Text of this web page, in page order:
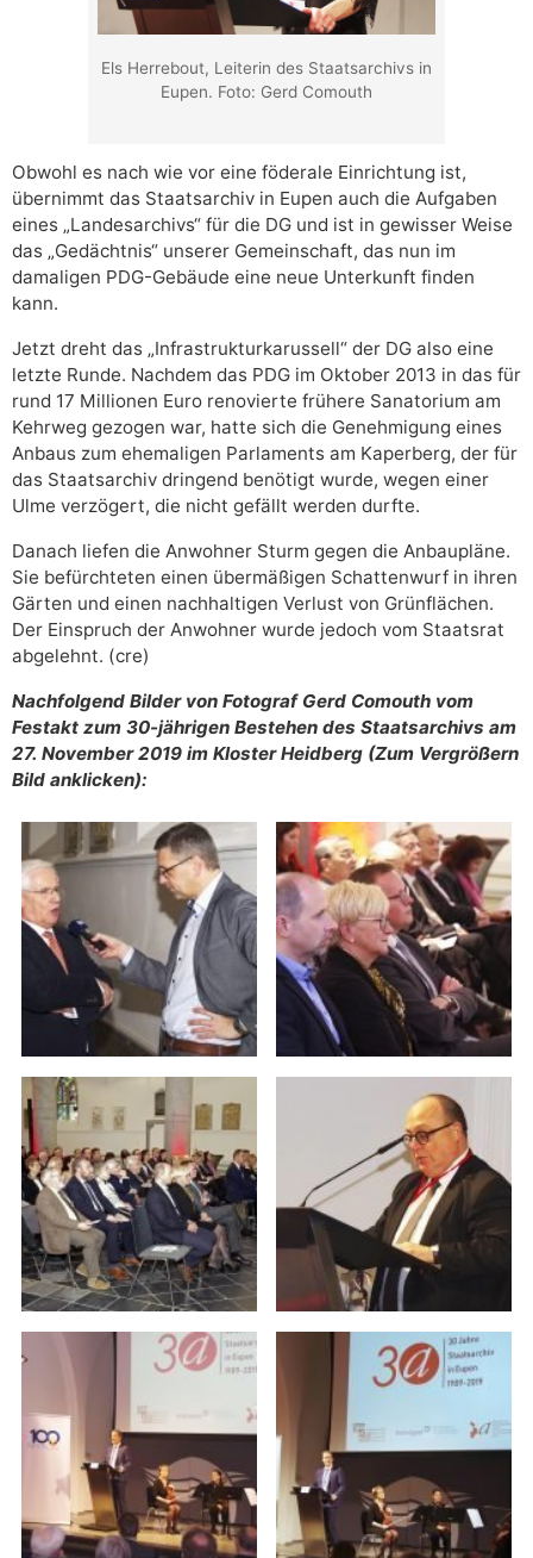
Els Herrebout, Leiterin des Staatsarchivs in
Eupen. Foto: Gerd Comouth
Obwohl es nach wie vor eine föderale Einrichtung ist,
übernimmt das Staatsarchiv in Eupen auch die Aufgaben
eines „Landesarchivs“ für die DG und ist in gewisser Weise
das „Gedächtnis“ unserer Gemeinschaft, das nun im
damaligen PDG-Gebäude eine neue Unterkunft finden
kann.
Jetzt dreht das „Infrastrukturkarussell“ der DG also eine
letzte Runde. Nachdem das PDG im Oktober 2013 in das für
rund 17 Millionen Euro renovierte frühere Sanatorium am
Kehrweg gezogen war, hatte sich die Genehmigung eines
Anbaus zum ehemaligen Parlaments am Kaperberg, der für
das Staatsarchiv dringend benötigt wurde, wegen einer
Ulme verzögert, die nicht gefällt werden durfte.
Danach liefen die Anwohner Sturm gegen die Anbaupläne.
Sie befürchteten einen übermäßigen Schattenwurf in ihren
Gärten und einen nachhaltigen Verlust von Grünflächen.
Der Einspruch der Anwohner wurde jedoch vom Staatsrat
abgelehnt. (cre)
Nachfolgend Bilder von Fotograf Gerd Comouth vom
Festakt zum 30-jährigen Bestehen des Staatsarchivs am
27. November 2019 im Kloster Heidberg (Zum Vergrößern
Bild anklicken):